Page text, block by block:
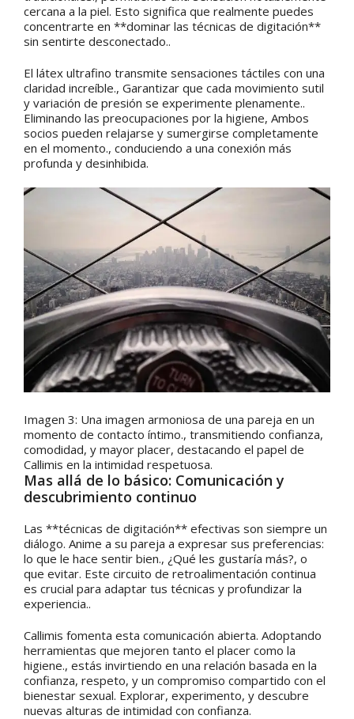
cercana a la piel. Esto significa que realmente puedes
concentrarte en **dominar las técnicas de digitación**
sin sentirte desconectado..
El látex ultrafino transmite sensaciones táctiles con una
claridad increíble., Garantizar que cada movimiento sutil
y variación de presión se experimente plenamente..
Eliminando las preocupaciones por la higiene, Ambos
socios pueden relajarse y sumergirse completamente
en el momento., conduciendo a una conexión más
profunda y desinhibida.
Imagen 3: Una imagen armoniosa de una pareja en un
momento de contacto íntimo., transmitiendo confianza,
comodidad, y mayor placer, destacando el papel de
Callimis en la intimidad respetuosa.
Mas allá de lo básico: Comunicación y
descubrimiento continuo
Las **técnicas de digitación** efectivas son siempre un
diálogo. Anime a su pareja a expresar sus preferencias:
lo que le hace sentir bien., ¿Qué les gustaría más?, o
que evitar. Este circuito de retroalimentación continua
es crucial para adaptar tus técnicas y profundizar la
experiencia..
Callimis fomenta esta comunicación abierta. Adoptando
herramientas que mejoren tanto el placer como la
higiene., estás invirtiendo en una relación basada en la
confianza, respeto, y un compromiso compartido con el
bienestar sexual. Explorar, experimento, y descubre
nuevas alturas de intimidad con confianza.